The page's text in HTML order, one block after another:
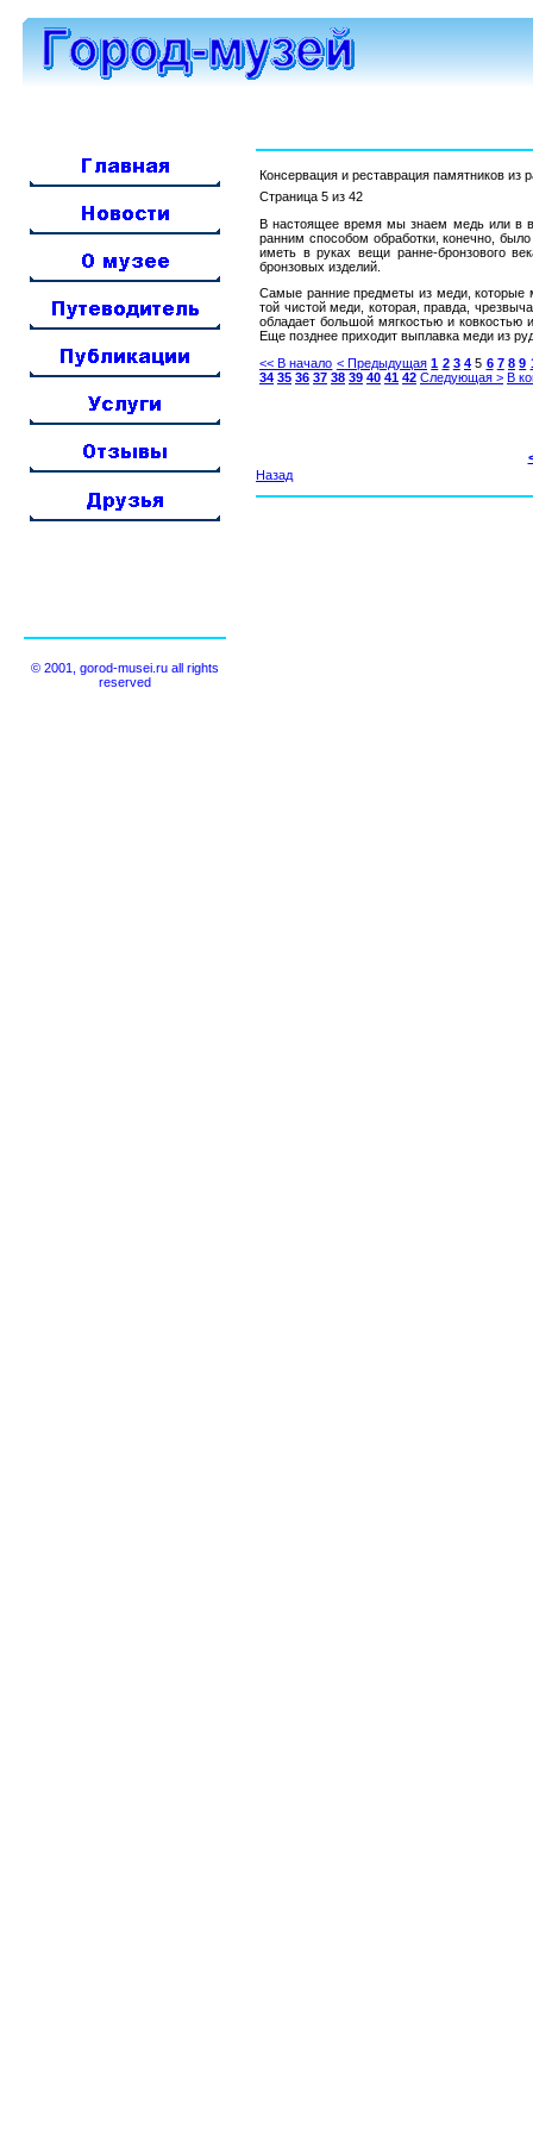
© 2001, gorod-musei.ru all rights
reserved
Консервация и реставрация памятников
Страница 5 из 42
В настоящее время мы знаем медь или в
ранним способом обработки, конечно,
иметь в руках вещи ранне-бронзового
бронзовых изделий.
Самые ранние предметы из меди, которые
той чистой меди, которая, правда,
обладает большой мягкостью и ковкостью
Еще позднее приходит выплавка меди из
<< В начало < Предыдущая 1 2 3 4 5 6 7 8 9
34 35 36 37 38 39 40 41 42 Следующая > В
Назад